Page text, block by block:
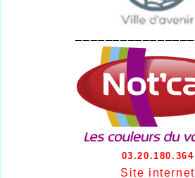
03.20.180.364
Site internet